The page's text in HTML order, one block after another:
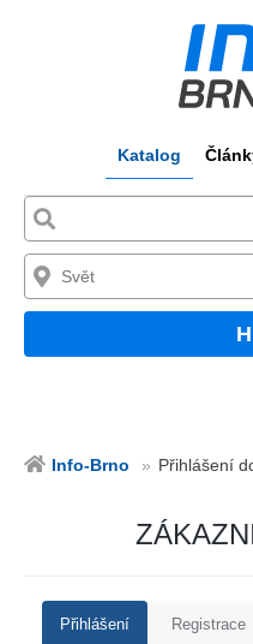
Katalog
Info-Brno Přihlášení
Přihlášení Registrace